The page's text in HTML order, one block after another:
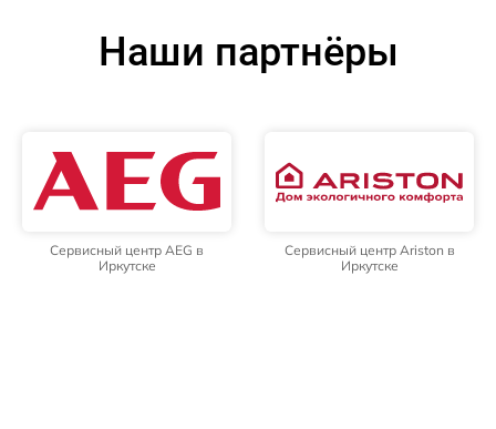
Наши партнёры
Сервисный центр AEG в
Иркутске
Сервисный центр Ariston в
Иркутске